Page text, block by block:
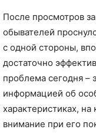
После просмотров
обывателей
с одной стороны,
достаточно
проблема сегодня –
информацией об
характеристиках,
внимание при его